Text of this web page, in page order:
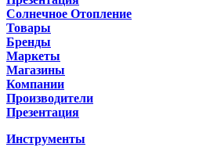
Солнечное Отопление
Товары
Бренды
Маркеты
Магазины
Компании
Производители
Презентация
Инструменты